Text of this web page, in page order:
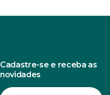
Cadastre-se e receba as
novidades